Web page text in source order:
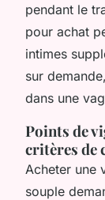
pendant le
pour achat
intimes
sur
dans une
Points de
critères de
Acheter une
souple